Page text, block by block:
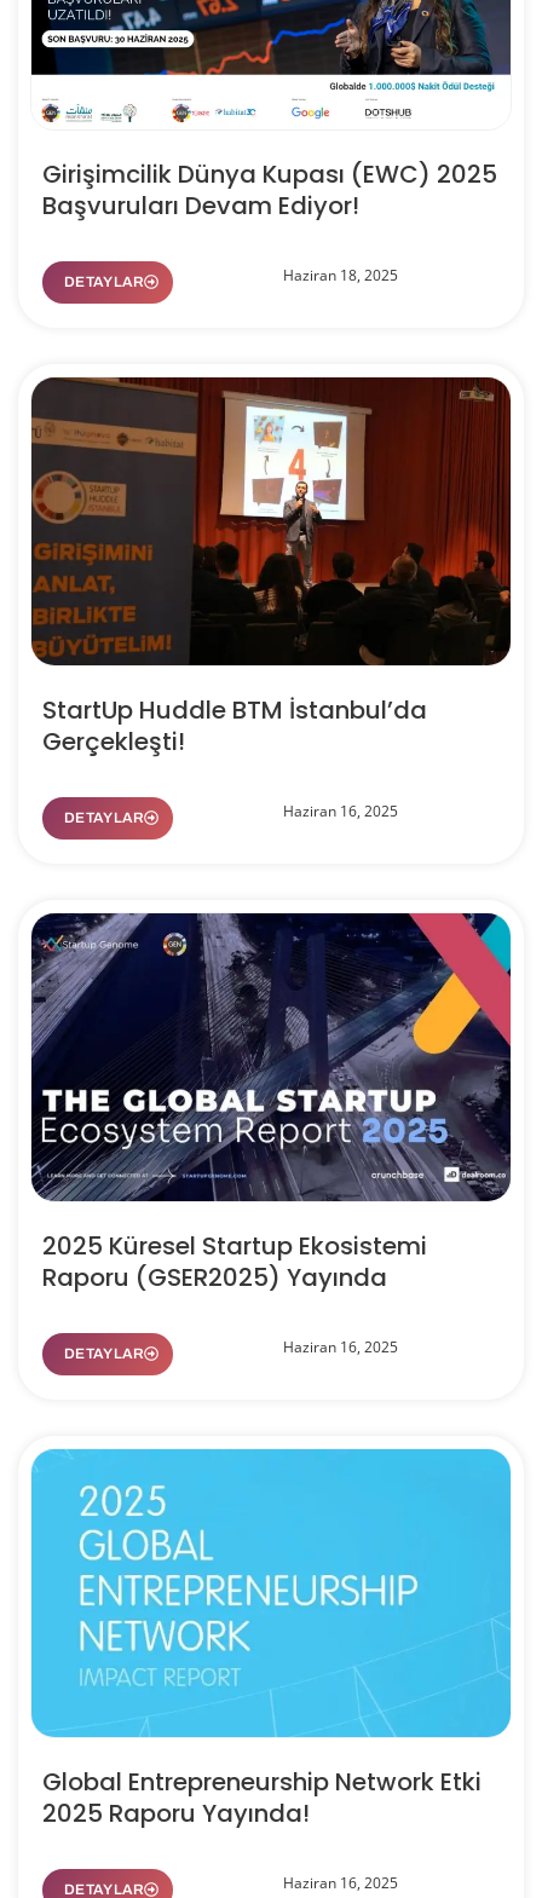
Girişimcilik Dünya Kupası (EWC) 2025
Başvuruları Devam Ediyor!
DETAYLAR Haziran 18, 2025
StartUp Huddle BTM İstanbul’da
Gerçekleşti!
DETAYLAR Haziran 16, 2025
2025 Küresel Startup Ekosistemi
Raporu (GSER2025) Yayında
DETAYLAR Haziran 16, 2025
Global Entrepreneurship Network Etki
2025 Raporu Yayında!
DETAYLAR Haziran 16, 2025